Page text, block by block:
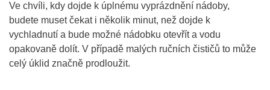
Ve chvíli, kdy dojde k úplnému vyprázdnění nádoby,
budete muset čekat i několik minut, než dojde k
vychladnutí a bude možné nádobku otevřít a vodu
opakovaně dolít. V případě malých ručních čističů to může
celý úklid značně prodloužit.